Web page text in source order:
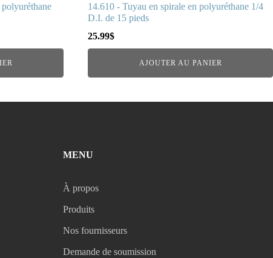
14.610 - Tuyau en spirale en polyuréthane 1/4
D.I. de 15 pieds
25.99$
AJOUTER AU PANIER
MENU
À propos
Produits
Nos fournisseurs
Demande de soumission